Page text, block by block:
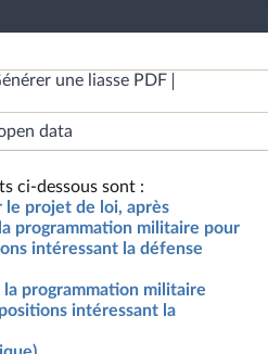
une liasse PDF
data
ci-dessous sont :
le projet de loi, après
programmation militaire pour
intéressant la défense
programmation militaire
intéressant la